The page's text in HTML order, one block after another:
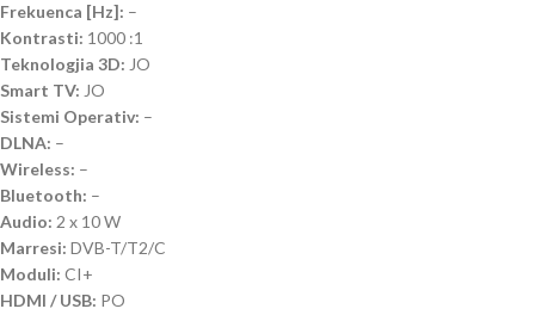
Frekuenca [Hz]: –
Kontrasti: 1000 :1
Teknologjia 3D: JO
Smart TV: JO
Sistemi Operativ: –
DLNA: –
Wireless: –
Bluetooth: –
Audio: 2 x 10 W
Marresi: DVB-T/T2/C
Moduli: CI+
HDMI / USB: PO